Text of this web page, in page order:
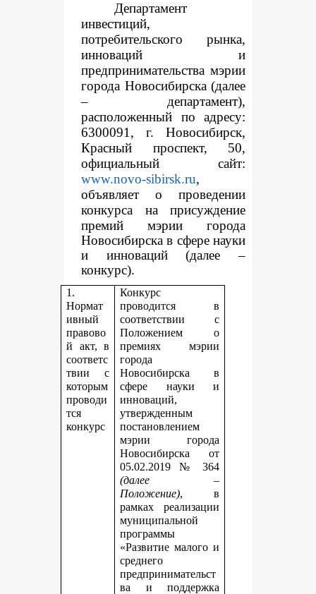
Департамент
инвестиций,
потребительского рынка,
инноваций и
предпринимательства мэрии
города Новосибирска (далее
– департамент),
расположенный по адресу:
6300091, г. Новосибирск,
Красный проспект, 50,
официальный сайт:
www.novo-sibirsk.ru,
объявляет о проведении
конкурса на присуждение
премий мэрии города
Новосибирска в сфере науки
и инноваций (далее –
конкурс).
1.
Нормат
ивный
правово
й акт, в
соответс
твии с
которым
проводи
тся
конкурс
Конкурс
проводится в
соответствии с
Положением о
премиях мэрии
города
Новосибирска в
сфере науки и
инноваций,
утвержденным
постановлением
мэрии города
Новосибирска от
05.02.2019 № 364
(далее –
Положение), в
рамках реализации
муниципальной
программы
«Развитие малого и
среднего
предпринимательст
ва и поддержка